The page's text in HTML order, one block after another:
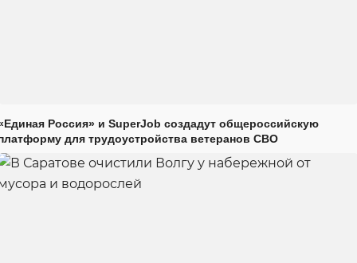
Россия» и SuperJob создадут общероссийскую
для трудоустройства ветеранов СВО